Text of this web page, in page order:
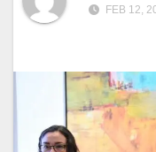
FEB 12,